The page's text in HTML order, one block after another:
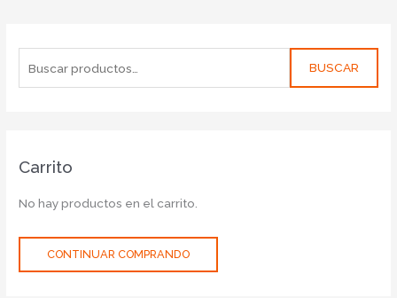
BUSCAR
Carrito
No hay productos en el carrito.
CONTINUAR COMPRANDO